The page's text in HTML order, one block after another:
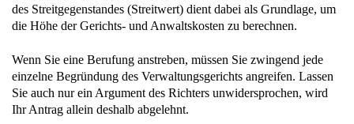
des Streitgegenstandes (Streitwert) dient dabei als Grundlage, um
die Höhe der Gerichts- und Anwaltskosten zu berechnen.
Wenn Sie eine Berufung anstreben, müssen Sie zwingend jede
einzelne Begründung des Verwaltungsgerichts angreifen. Lassen
Sie auch nur ein Argument des Richters unwidersprochen, wird
Ihr Antrag allein deshalb abgelehnt.